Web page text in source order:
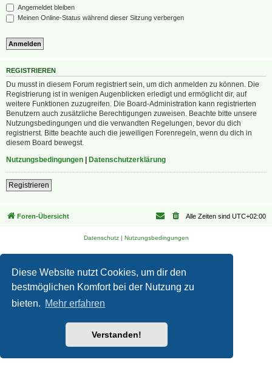
Diese Website nutzt Cookies, um dir den
bestmöglichen Komfort bei der Nutzung zu
bieten. Mehr erfahren
Verstanden!
Angemeldet bleiben
Meinen Online-Status während dieser Sitzung verbergen
REGISTRIEREN
Du musst in diesem Forum registriert sein, um dich anmelden zu können. Die
Registrierung ist in wenigen Augenblicken erledigt und ermöglicht dir, auf
weitere Funktionen zuzugreifen. Die Board-Administration kann registrierten
Benutzern auch zusätzliche Berechtigungen zuweisen. Beachte bitte unsere
Nutzungsbedingungen und die verwandten Regelungen, bevor du dich
registrierst. Bitte beachte auch die jeweiligen Forenregeln, wenn du dich in
diesem Board bewegst.
Nutzungsbedingungen
Datenschutzerklärung
Registrieren
Foren-Übersicht Alle Zeiten sind UTC+02:00
Datenschutz| Nutzungsbedingungen